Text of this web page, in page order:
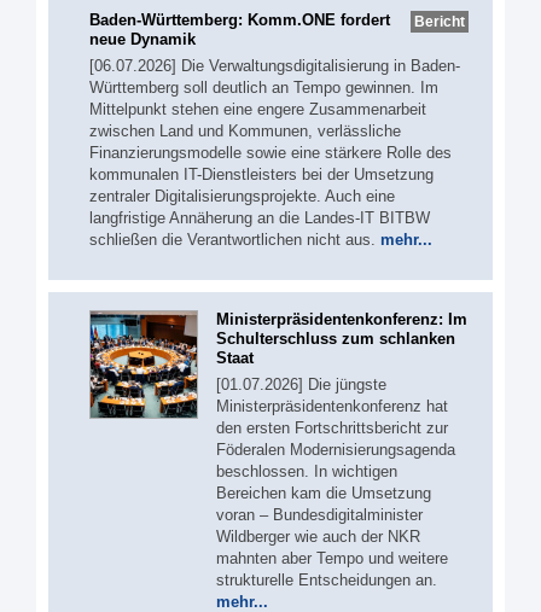
Bericht
Baden-Württemberg: Komm.ONE fordert
neue Dynamik
[06.07.2026] Die Verwaltungsdigitalisierung in Baden-
Württemberg soll deutlich an Tempo gewinnen. Im
Mittelpunkt stehen eine engere Zusammenarbeit
zwischen Land und Kommunen, verlässliche
Finanzierungsmodelle sowie eine stärkere Rolle des
kommunalen IT-Dienstleisters bei der Umsetzung
zentraler Digitalisierungsprojekte. Auch eine
langfristige Annäherung an die Landes-IT BITBW
schließen die Verantwortlichen nicht aus. mehr...
Ministerpräsidentenkonferenz: Im
Schulterschluss zum schlanken
Staat
[01.07.2026] Die jüngste
Ministerpräsidentenkonferenz hat
den ersten Fortschrittsbericht zur
Föderalen Modernisierungsagenda
beschlossen. In wichtigen
Bereichen kam die Umsetzung
voran – Bundesdigitalminister
Wildberger wie auch der NKR
mahnten aber Tempo und weitere
strukturelle Entscheidungen an.
mehr...